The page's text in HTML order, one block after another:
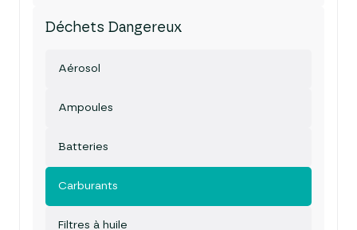
Déchets Dangereux
Aérosol
Ampoules
Batteries
Carburants
Filtres à huile